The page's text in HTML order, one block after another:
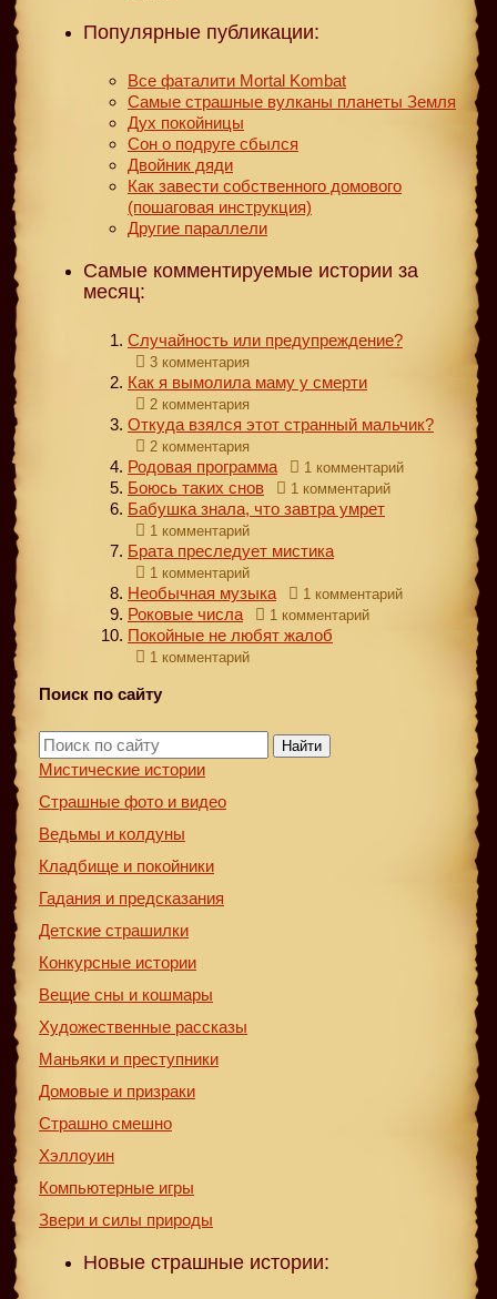
Популярные публикации:
Все фаталити Mortal Kombat
Самые страшные вулканы планеты Земля
Дух покойницы
Сон о подруге сбылся
Двойник дяди
Как завести собственного домового
(пошаговая инструкция)
Другие параллели
Самые комментируемые истории за
месяц:
Случайность или предупреждение?
3 комментария
Как я вымолила маму у смерти
2 комментария
Откуда взялся этот странный мальчик?
2 комментария
Родовая программа 1 комментарий
Боюсь таких снов 1 комментарий
Бабушка знала, что завтра умрет
1 комментарий
Брата преследует мистика
1 комментарий
Необычная музыка 1 комментарий
Роковые числа 1 комментарий
Покойные не любят жалоб
1 комментарий
Поиск по сайту
Найти
Мистические истории
Страшные фото и видео
Ведьмы и колдуны
Кладбище и покойники
Гадания и предсказания
Детские страшилки
Конкурсные истории
Вещие сны и кошмары
Художественные рассказы
Маньяки и преступники
Домовые и призраки
Страшно смешно
Хэллоуин
Компьютерные игры
Звери и силы природы
Новые страшные истории: